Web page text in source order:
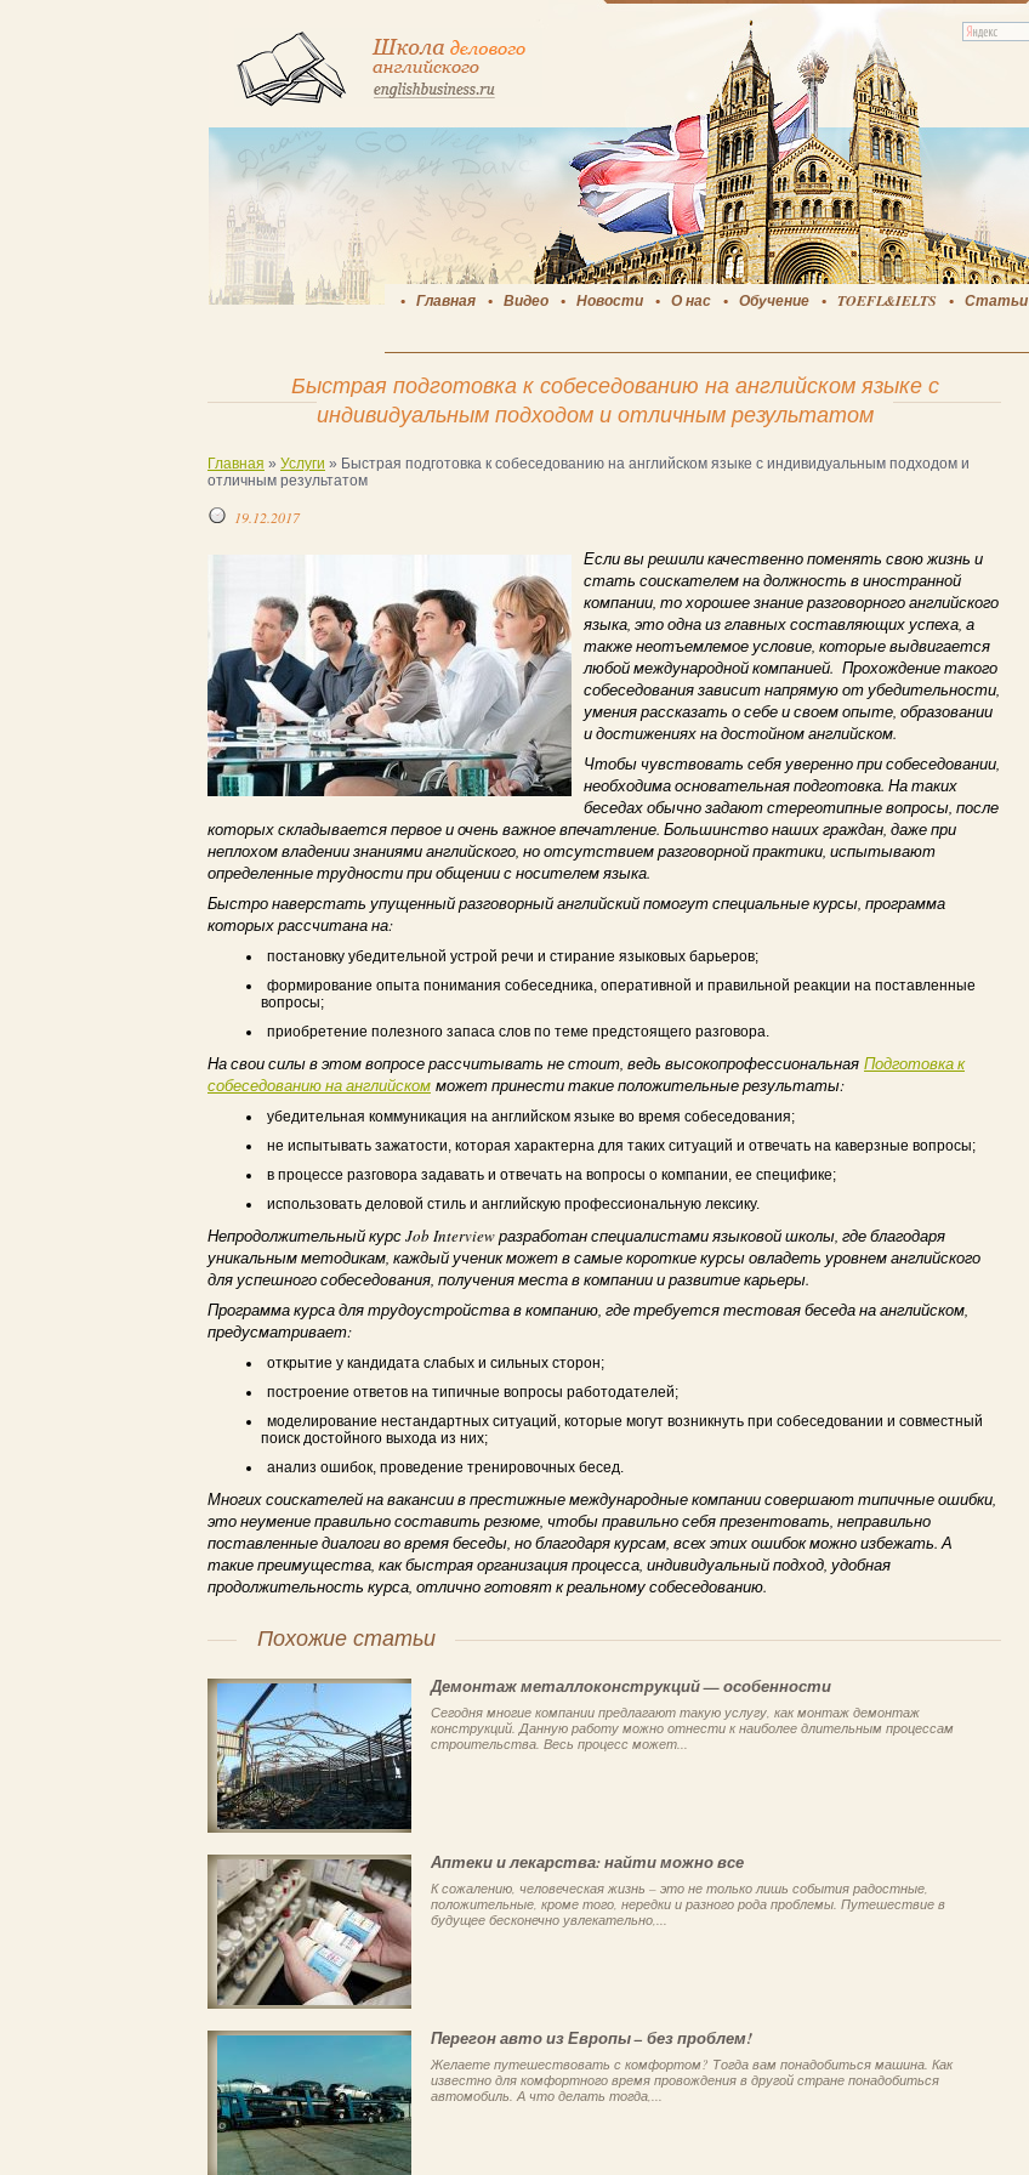
Главная Видео Новости О нас Обучение TOEFL&IELTS Статьи
Быстрая подготовка к собеседованию на английском языке с
индивидуальным подходом и отличным результатом
Главная » Услуги » Быстрая подготовка к собеседованию на английском языке с индивидуальным подходом и
отличным результатом
19.12.2017
Если вы решили качественно поменять свою жизнь и
стать соискателем на должность в иностранной
компании, то хорошее знание разговорного английского
языка, это одна из главных составляющих успеха, а
также неотъемлемое условие, которые выдвигается
любой международной компанией. Прохождение такого
собеседования зависит напрямую от убедительности,
умения рассказать о себе и своем опыте, образовании
и достижениях на достойном английском.
Чтобы чувствовать себя уверенно при собеседовании,
необходима основательная подготовка. На таких
беседах обычно задают стереотипные вопросы, после
которых складывается первое и очень важное впечатление. Большинство наших граждан, даже при
неплохом владении знаниями английского, но отсутствием разговорной практики, испытывают
определенные трудности при общении с носителем языка.
Быстро наверстать упущенный разговорный английский помогут специальные курсы, программа
которых рассчитана на:
постановку убедительной устрой речи и стирание языковых барьеров;
формирование опыта понимания собеседника, оперативной и правильной реакции на поставленные
вопросы;
приобретение полезного запаса слов по теме предстоящего разговора.
На свои силы в этом вопросе рассчитывать не стоит, ведь высокопрофессиональная Подготовка к
собеседованию на английском может принести такие положительные результаты:
убедительная коммуникация на английском языке во время собеседования;
не испытывать зажатости, которая характерна для таких ситуаций и отвечать на каверзные вопросы;
в процессе разговора задавать и отвечать на вопросы о компании, ее специфике;
использовать деловой стиль и английскую профессиональную лексику.
Непродолжительный курс Job Interview разработан специалистами языковой школы, где благодаря
уникальным методикам, каждый ученик может в самые короткие курсы овладеть уровнем английского
для успешного собеседования, получения места в компании и развитие карьеры.
Программа курса для трудоустройства в компанию, где требуется тестовая беседа на английском,
предусматривает:
открытие у кандидата слабых и сильных сторон;
построение ответов на типичные вопросы работодателей;
моделирование нестандартных ситуаций, которые могут возникнуть при собеседовании и совместный
поиск достойного выхода из них;
анализ ошибок, проведение тренировочных бесед.
Многих соискателей на вакансии в престижные международные компании совершают типичные ошибки,
это неумение правильно составить резюме, чтобы правильно себя презентовать, неправильно
поставленные диалоги во время беседы, но благодаря курсам, всех этих ошибок можно избежать. А
такие преимущества, как быстрая организация процесса, индивидуальный подход, удобная
продолжительность курса, отлично готовят к реальному собеседованию.
Похожие статьи
Демонтаж металлоконструкций — особенности
Сегодня многие компании предлагают такую услугу, как монтаж демонтаж
конструкций. Данную работу можно отнести к наиболее длительным процессам
строительства. Весь процесс может...
Аптеки и лекарства: найти можно все
К сожалению, человеческая жизнь – это не только лишь события радостные,
положительные, кроме того, нередки и разного рода проблемы. Путешествие в
будущее бесконечно увлекательно,...
Перегон авто из Европы – без проблем!
Желаете путешествовать с комфортом? Тогда вам понадобиться машина. Как
известно для комфортного время провождения в другой стране понадобиться
автомобиль. А что делать тогда,...